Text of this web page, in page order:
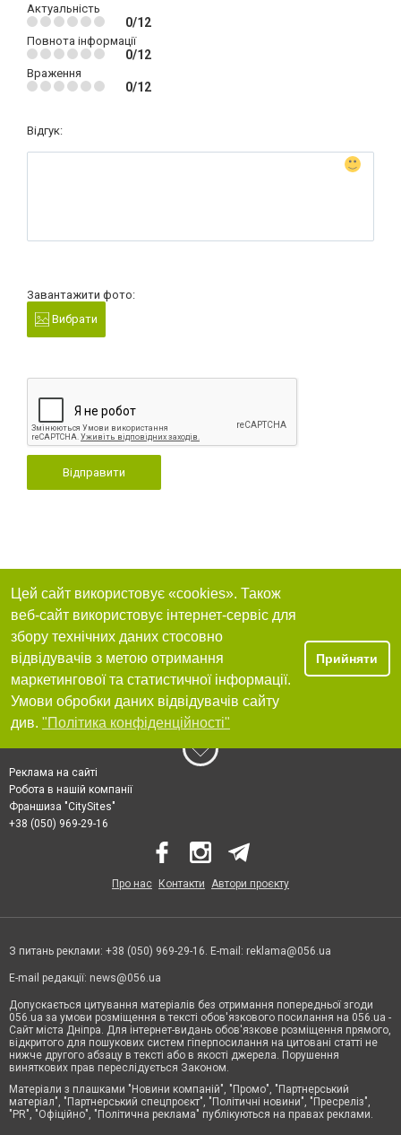
Актуальність
0/12
Повнота інформації
0/12
Враження
0/12
Відгук:
Завантажити фото:
Вибрати
Відправити
Цей сайт використовує «cookies». Також
веб-сайт використовує інтернет-сервіс для
збору технічних даних стосовно
відвідувачів з метою отримання
маркетингової та статистичної інформації.
Умови обробки даних відвідувачів сайту
див. "Політика конфіденційності"
Прийняти
Реклама на сайті
Робота в нашій компанії
Франшиза "CitySites"
+38 (050) 969-29-16
Про нас Контакти Автори проєкту
З питань реклами: +38 (050) 969-29-16. E-mail: reklama@056.ua
E-mail редакції: news@056.ua
Допускається цитування матеріалів без отримання попередньої згоди
056.ua за умови розміщення в тексті обов'язкового посилання на 056.ua -
Сайт міста Дніпра. Для інтернет-видань обов'язкове розміщення прямого,
відкритого для пошукових систем гіперпосилання на цитовані статті не
нижче другого абзацу в тексті або в якості джерела. Порушення
виняткових прав переслідується Законом.
Матеріали з плашками "Новини компаній", "Промо", "Партнерський
матеріал", "Партнерський спецпроєкт", "Політичні новини", "Пресреліз",
"PR", "Офіційно", "Політична реклама" публікуються на правах реклами.